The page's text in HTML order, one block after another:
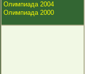
Олимпиада 2004
Олимпиада 2000